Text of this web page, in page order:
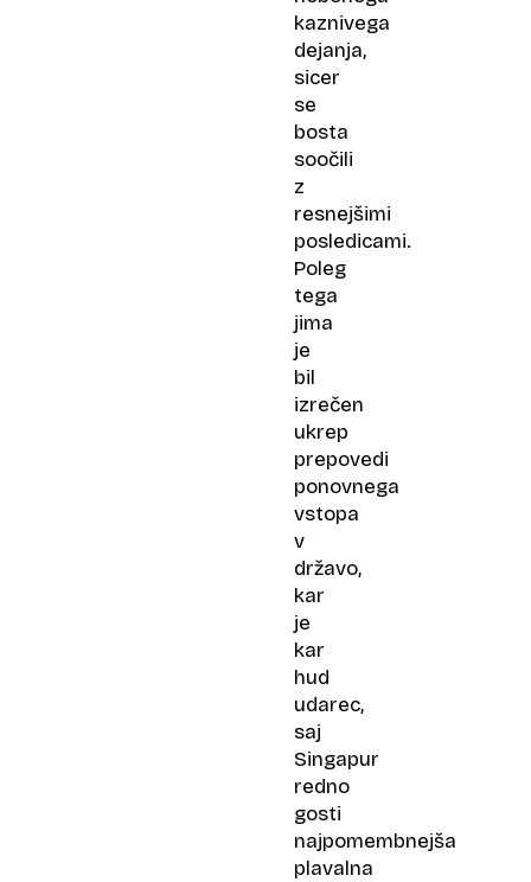
kaznivega
dejanja,
sicer
se
bosta
soočili
z
resnejšimi
posledicami.
Poleg
tega
jima
je
bil
izrečen
ukrep
prepovedi
ponovnega
vstopa
v
državo,
kar
je
kar
hud
udarec,
saj
Singapur
redno
gosti
najpomembnejša
plavalna